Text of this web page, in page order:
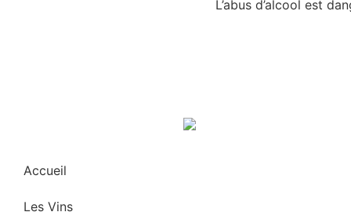
L’abus d’alcool est
Accueil
Les Vins